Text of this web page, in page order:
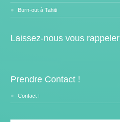
Burn-out à Tahiti
Laissez-nous vous rappeler
Prendre Contact !
Contact !